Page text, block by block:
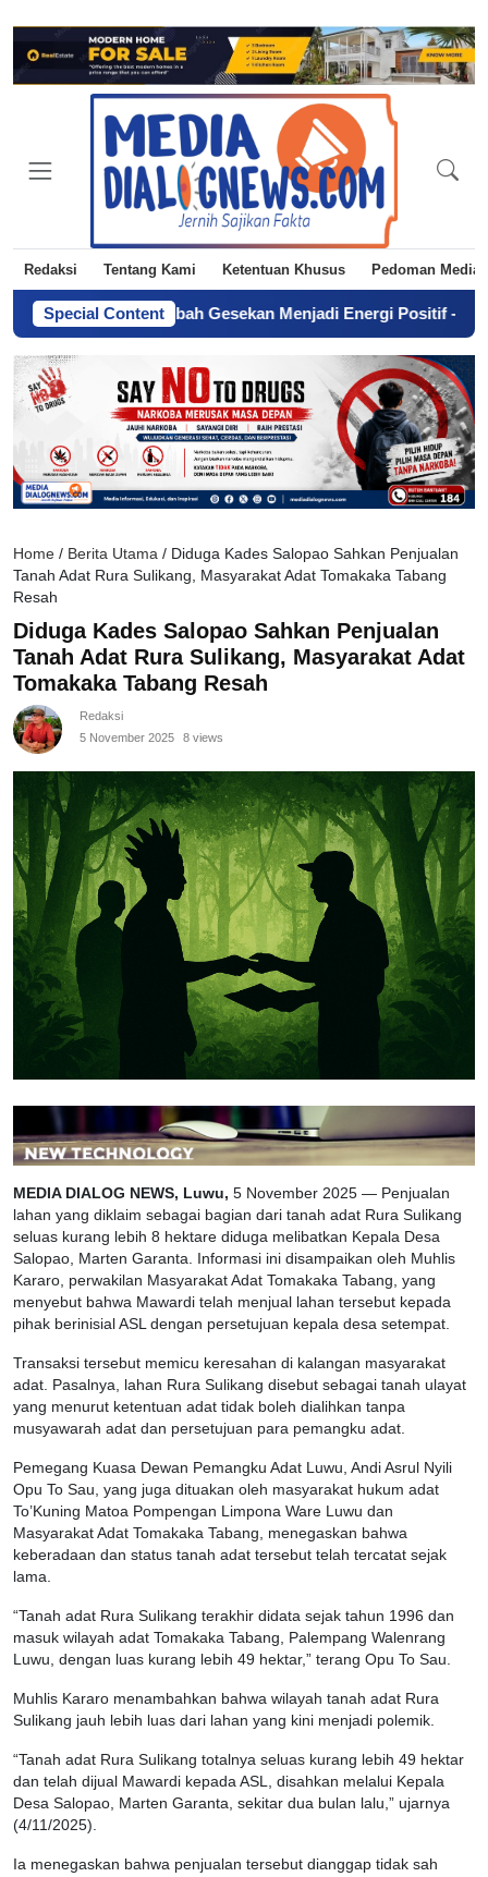
Redaksi Tentang Kami Ketentuan Khusus Pedoman Media
Special Content
Mengubah Gesekan Menjadi Energi Positif- Anak Petani
Home / Berita Utama / Diduga Kades Salopao Sahkan Penjualan
Tanah Adat Rura Sulikang, Masyarakat Adat Tomakaka Tabang
Resah
Diduga Kades Salopao Sahkan Penjualan
Tanah Adat Rura Sulikang, Masyarakat Adat
Tomakaka Tabang Resah
Redaksi
5 November 2025
8 views
MEDIA DIALOG NEWS, Luwu, 5 November 2025 — Penjualan
lahan yang diklaim sebagai bagian dari tanah adat Rura Sulikang
seluas kurang lebih 8 hektare diduga melibatkan Kepala Desa
Salopao, Marten Garanta. Informasi ini disampaikan oleh Muhlis
Kararo, perwakilan Masyarakat Adat Tomakaka Tabang, yang
menyebut bahwa Mawardi telah menjual lahan tersebut kepada
pihak berinisial ASL dengan persetujuan kepala desa setempat.
Transaksi tersebut memicu keresahan di kalangan masyarakat
adat. Pasalnya, lahan Rura Sulikang disebut sebagai tanah ulayat
yang menurut ketentuan adat tidak boleh dialihkan tanpa
musyawarah adat dan persetujuan para pemangku adat.
Pemegang Kuasa Dewan Pemangku Adat Luwu, Andi Asrul Nyili
Opu To Sau, yang juga dituakan oleh masyarakat hukum adat
To’Kuning Matoa Pompengan Limpona Ware Luwu dan
Masyarakat Adat Tomakaka Tabang, menegaskan bahwa
keberadaan dan status tanah adat tersebut telah tercatat sejak
lama.
“Tanah adat Rura Sulikang terakhir didata sejak tahun 1996 dan
masuk wilayah adat Tomakaka Tabang, Palempang Walenrang
Luwu, dengan luas kurang lebih 49 hektar,” terang Opu To Sau.
Muhlis Kararo menambahkan bahwa wilayah tanah adat Rura
Sulikang jauh lebih luas dari lahan yang kini menjadi polemik.
“Tanah adat Rura Sulikang totalnya seluas kurang lebih 49 hektar
dan telah dijual Mawardi kepada ASL, disahkan melalui Kepala
Desa Salopao, Marten Garanta, sekitar dua bulan lalu,” ujarnya
(4/11/2025).
Ia menegaskan bahwa penjualan tersebut dianggap tidak sah